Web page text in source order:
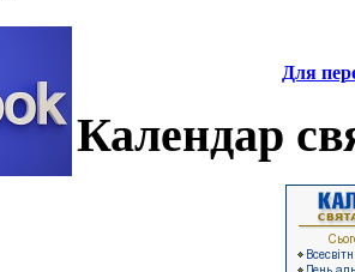
Для
Календар